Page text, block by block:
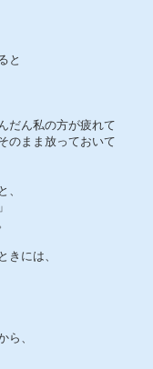
と
だん私の方が疲れて
のまま放っておいて
には、
、